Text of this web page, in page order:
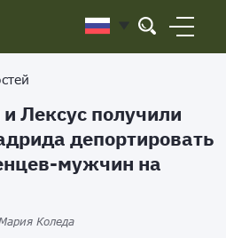
Лексус получили
депортировать
мужчин на
Коледа